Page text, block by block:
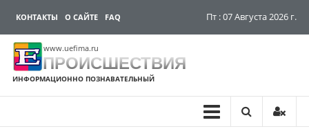
КОНТАКТЫ О САЙТЕ FAQ Пт : 07 Августа 2026 г.
www.uefima.ru
ПРОИСШЕСТВИЯ
ИНФОРМАЦИОННО ПОЗНАВАТЕЛЬНЫЙ